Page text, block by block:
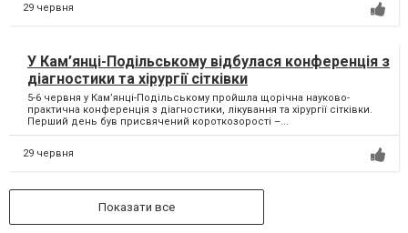
29 червня
У Кам’янці-Подільському відбулася конференція з
діагностики та хірургії сітківки
5-6 червня у Кам’янці-Подільському пройшла щорічна науково-
практична конференція з діагностики, лікування та хірургії сітківки.
Перший день був присвячений короткозорості –...
29 червня
Показати все